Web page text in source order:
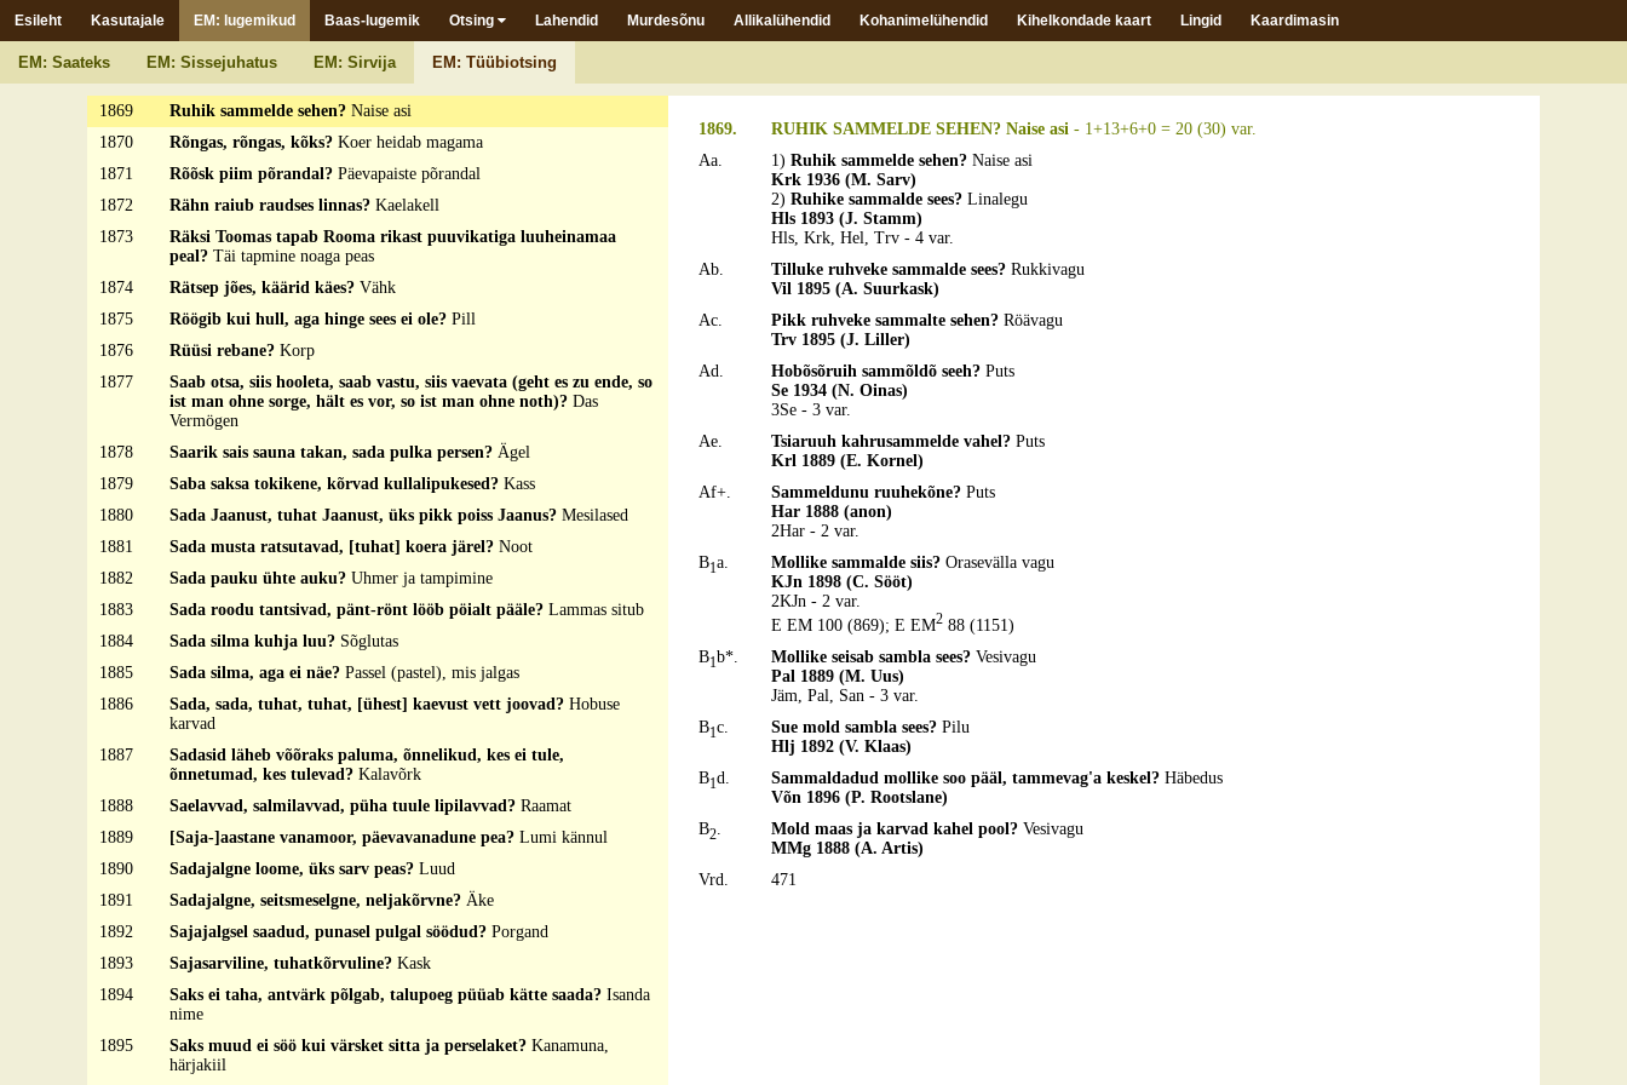
Esileht Kasutajale EM: lugemikud Baas-lugemik Otsing Lahendid Murdesõnu Allikalühendid Kohanimelühendid Kihelkondade kaart Lingid Kaardimasin
EM: Saateks EM: Sissejuhatus EM: Sirvija EM: Tüübiotsing
1866 Risti-rästi pika luu, ihu esi läbi paist?Akõn
1868
Risti-rästi, karvad püsti, ise must ja viskab kust?
Naiste riist, v...
1869
Ruhik sammelde sehen? Naise asi
1870
Rõngas, rõngas, kõks? Koer heidab magama
1871
Rõõsk piim põrandal? Päevapaiste põrandal
1872
Rähn raiub raudses linnas? Kaelakell
1873
Räksi Toomas tapab Rooma rikast puuvikatiga luuheinamaa
peal? Täi tapmine noaga peas
1874
Rätsep jões, käärid käes? Vähk
1875
Röögib kui hull, aga hinge sees ei ole? Pill
1876
Rüüsi rebane? Korp
1877
Saab otsa, siis hooleta, saab vastu, siis vaevata (geht es zu ende, so
ist man ohne sorge, hält es vor, so ist man ohne noth)? Das
Vermögen
1878
Saarik sais sauna takan, sada pulka persen? Ägel
1879
Saba saksa tokikene, kõrvad kullalipukesed? Kass
1880
Sada Jaanust, tuhat Jaanust, üks pikk poiss Jaanus? Mesilased
1881
Sada musta ratsutavad, [tuhat] koera järel? Noot
1882
Sada pauku ühte auku? Uhmer ja tampimine
1883
Sada roodu tantsivad, pänt-rönt lööb pöialt pääle? Lammas situb
1884
Sada silma kuhja luu? Sõglutas
1885
Sada silma, aga ei näe? Passel (pastel), mis jalgas
1886
Sada, sada, tuhat, tuhat, [ühest] kaevust vett joovad? Hobuse
karvad
1887
Sadasid läheb võõraks paluma, õnnelikud, kes ei tule,
õnnetumad, kes tulevad? Kalavõrk
1888
Saelavvad, salmilavvad, püha tuule lipilavvad? Raamat
1889
[Saja-]aastane vanamoor, päevavanadune pea? Lumi kännul
1890
Sadajalgne loome, üks sarv peas? Luud
1891
Sadajalgne, seitsmeselgne, neljakõrvne? Äke
1892
Sajajalgsel saadud, punasel pulgal söödud? Porgand
1893
Sajasarviline, tuhatkõrvuline? Kask
1894
Saks ei taha, antvärk põlgab, talupoeg püüab kätte saada? Isanda
nime
1895
Saks muud ei söö kui värsket sitta ja perselaket? Kanamuna,
härjakiil
1869. RUHIK SAMMELDE SEHEN? Naise asi - 1+13+6+0 = 20 (30) var.
Aa.
1) Ruhik sammelde sehen? Naise asi
Krk 1936 (M. Sarv)
2) Ruhike sammalde sees? Linalegu
Hls 1893 (J. Stamm)
Hls, Krk, Hel, Trv - 4 var.
Ab.
Tilluke ruhveke sammalde sees? Rukkivagu
Vil 1895 (A. Suurkask)
Ac.
Pikk ruhveke sammalte sehen? Röävagu
Trv 1895 (J. Liller)
Ad.
Hobõsõruih sammõldõ seeh? Puts
Se 1934 (N. Oinas)
3Se - 3 var.
Ae.
Tsiaruuh kahrusammelde vahel? Puts
Krl 1889 (E. Kornel)
Af+.
Sammeldunu ruuhekõne? Puts
Har 1888 (anon)
2Har - 2 var.
B1a. Mollike sammalde siis? Orasevälla vagu
KJn 1898 (C. Sööt)
2KJn - 2 var.
E EM 100 (869); E EM2 88 (1151)
B1b*. Mollike seisab sambla sees? Vesivagu
Pal 1889 (M. Uus)
Jäm, Pal, San - 3 var.
B1c. Sue mold sambla sees? Pilu
Hlj 1892 (V. Klaas)
B1d. Sammaldadud mollike soo pääl, tammevag'a keskel? Häbedus
Võn 1896 (P. Rootslane)
B2. Mold maas ja karvad kahel pool? Vesivagu
MMg 1888 (A. Artis)
Vrd.
471